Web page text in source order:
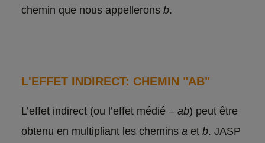
chemin que nous appellerons b.
L'EFFET INDIRECT: CHEMIN "AB"
L’effet indirect (ou l’effet médié – ab) peut être
obtenu en multipliant les chemins aet b. JASP